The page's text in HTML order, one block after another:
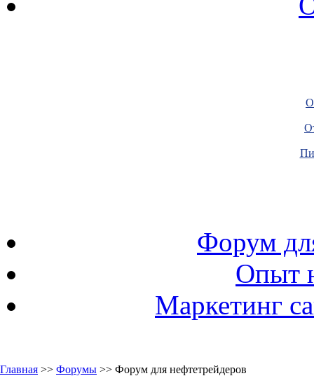
Форум
Опыт
Маркетинг
Главная >> Форумы >> Форум для нефтетрейдеров